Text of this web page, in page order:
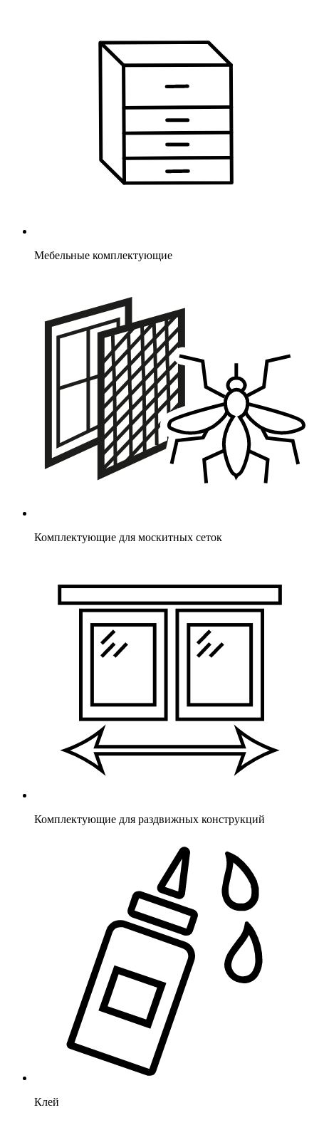
Мебельные комплектующие
Комплектующие для москитных сеток
Комплектующие для раздвижных конструкций
Клей